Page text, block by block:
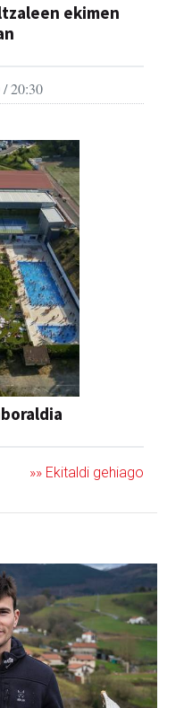
ekimen
/ 20:30
»» Ekitaldi gehiago